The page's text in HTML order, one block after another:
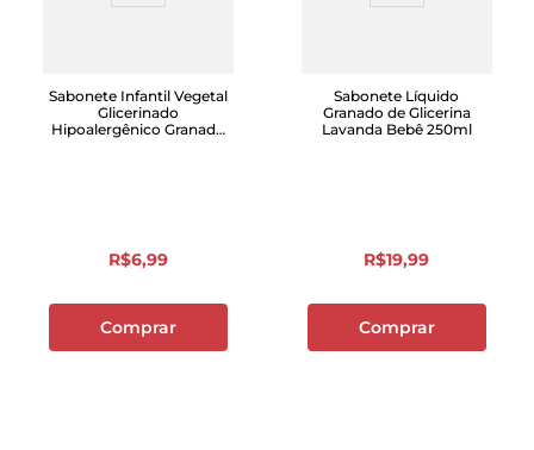
Sabonete Infantil Vegetal
Glicerinado
Hipoalergênico Granado
R$6,99
Comprar
Sabonete Líquido
Granado de Glicerina
Lavanda Bebê 250ml
R$19,99
Comprar